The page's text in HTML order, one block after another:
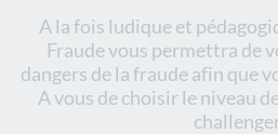
A la fois ludique et
Fraude vous permettra de
dangers de la fraude afin que
A vous de choisir le niveau